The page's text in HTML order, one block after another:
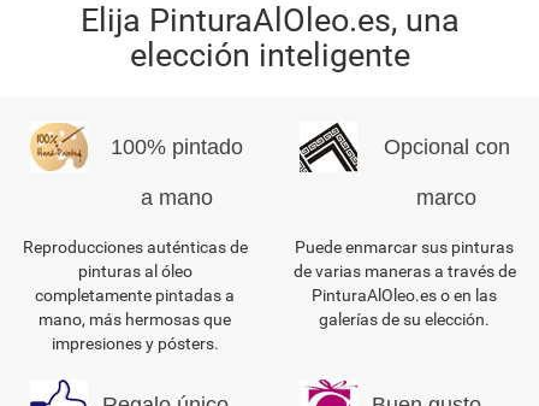
Elija PinturaAlOleo.es, una
elección inteligente
100% pintado
a mano
Reproducciones auténticas de
pinturas al óleo
completamente pintadas a
mano, más hermosas que
impresiones y pósters.
Opcional con
marco
Puede enmarcar sus pinturas
de varias maneras a través de
PinturaAlOleo.es o en las
galerías de su elección.